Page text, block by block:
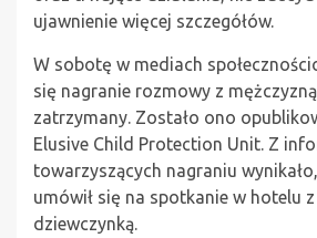
ujawnienie więcej szczegółów.
W sobotę w mediach
się nagranie rozmowy z
zatrzymany. Zostało ono
Elusive Child Protection Unit. Z
towarzyszących nagraniu
umówił się na spotkanie w hotelu
dziewczynką.